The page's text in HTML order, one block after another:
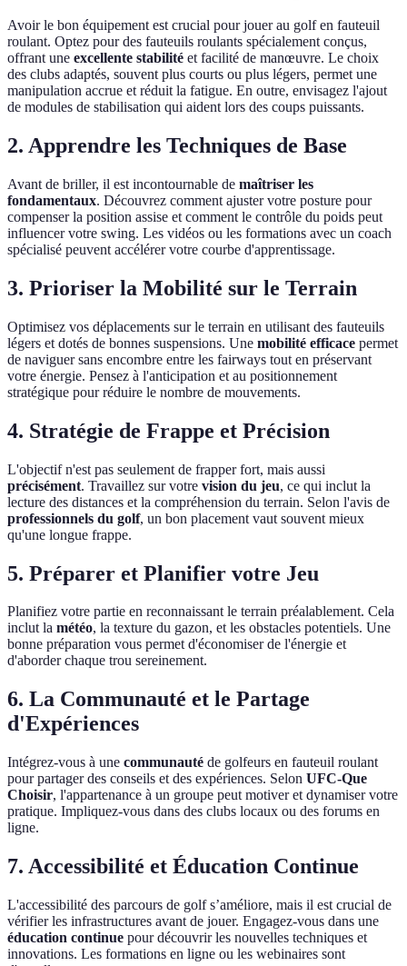
Avoir le bon équipement est crucial pour jouer au golf en fauteuil
roulant. Optez pour des fauteuils roulants spécialement conçus,
offrant une excellente stabilité et facilité de manœuvre. Le choix
des clubs adaptés, souvent plus courts ou plus légers, permet une
manipulation accrue et réduit la fatigue. En outre, envisagez l'ajout
de modules de stabilisation qui aident lors des coups puissants.
2. Apprendre les Techniques de Base
Avant de briller, il est incontournable de maîtriser les
fondamentaux. Découvrez comment ajuster votre posture pour
compenser la position assise et comment le contrôle du poids peut
influencer votre swing. Les vidéos ou les formations avec un coach
spécialisé peuvent accélérer votre courbe d'apprentissage.
3. Prioriser la Mobilité sur le Terrain
Optimisez vos déplacements sur le terrain en utilisant des fauteuils
légers et dotés de bonnes suspensions. Une mobilité efficace permet
de naviguer sans encombre entre les fairways tout en préservant
votre énergie. Pensez à l'anticipation et au positionnement
stratégique pour réduire le nombre de mouvements.
4. Stratégie de Frappe et Précision
L'objectif n'est pas seulement de frapper fort, mais aussi
précisément. Travaillez sur votre vision du jeu, ce qui inclut la
lecture des distances et la compréhension du terrain. Selon l'avis de
professionnels du golf, un bon placement vaut souvent mieux
qu'une longue frappe.
5. Préparer et Planifier votre Jeu
Planifiez votre partie en reconnaissant le terrain préalablement. Cela
inclut la météo, la texture du gazon, et les obstacles potentiels. Une
bonne préparation vous permet d'économiser de l'énergie et
d'aborder chaque trou sereinement.
6. La Communauté et le Partage
d'Expériences
Intégrez-vous à une communauté de golfeurs en fauteuil roulant
pour partager des conseils et des expériences. Selon UFC-Que
Choisir, l'appartenance à un groupe peut motiver et dynamiser votre
pratique. Impliquez-vous dans des clubs locaux ou des forums en
ligne.
7. Accessibilité et Éducation Continue
L'accessibilité des parcours de golf s’améliore, mais il est crucial de
vérifier les infrastructures avant de jouer. Engagez-vous dans une
éducation continue pour découvrir les nouvelles techniques et
innovations. Les formations en ligne ou les webinaires sont